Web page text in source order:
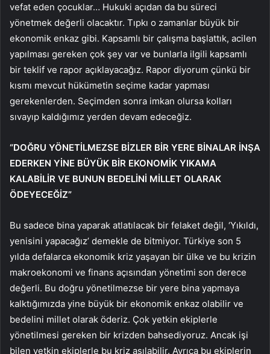
vefat eden çocuklar… Hukuki açıdan da bu süreci
yönetmek değerli olacaktır. Tıpkı o zamanlar büyük bir
ekonomik enkaz gibi. Kapsamlı bir çalışma başlattık, acilen
yapılması gereken çok şey var ve bunlarla ilgili kapsamlı
bir teklif ve rapor açıklayacağız. Rapor diyorum çünkü bir
kısmı mevcut hükümetin seçime kadar yapması
gerekenlerden. Seçimden sonra imkan olursa kolları
sıvayıp kaldığımız yerden devam edeceğiz.
“DOĞRU YÖNETİLMEZSE BİZLER BİR YERE BİNALAR İNŞA
EDERKEN YİNE BÜYÜK BİR EKONOMİK YIKAMA
KALABİLİR VE BUNUN BEDELİNİ MİLLET OLARAK
ÖDEYECEĞİZ”
Bu sadece bina yaparak atlatılacak bir felaket değil, ‘Yıkıldı,
yenisini yapacağız’ demekle de bitmiyor. Türkiye son 5
yılda defalarca ekonomik kriz yaşayan bir ülke ve bu krizin
makroekonomi ve finans açısından yönetimi son derece
değerli. Bu doğru yönetilmezse bir yere bina yapmaya
kalktığımızda yine büyük bir ekonomik enkaz olabilir ve
bedelini millet olarak öderiz. Çok yetkin ekiplerle
yönetilmesi gereken bir krizden bahsediyoruz. Ancak işi
bilen yetkin ekiplerle bu kriz aşılabilir. Ayrıca bu ekiplerin